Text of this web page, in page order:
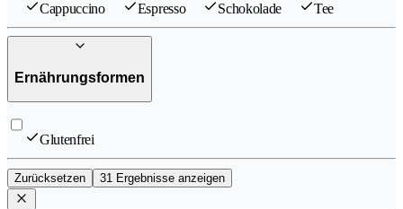
Cappuccino Espresso Schokolade Tee
Ernährungsformen
Glutenfrei
Zurücksetzen 31 Ergebnisse anzeigen